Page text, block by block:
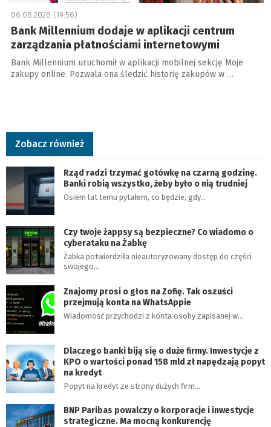
06.08.2026 (19:56)
Bank Millennium dodaje w aplikacji centrum
zarządzania płatnościami internetowymi
Bank Millennium uruchomił w aplikacji mobilnej sekcję Moje
zakupy online. Pozwala ona śledzić historię zakupów w …
Zobacz również
Rząd radzi trzymać gotówkę na czarną godzinę.
Banki robią wszystko, żeby było o nią trudniej
Osiem lat temu pytałem, co będzie, gdy…
Czy twoje żappsy są bezpieczne? Co wiadomo o
cyberataku na Żabkę
Żabka potwierdziła nieautoryzowany dostęp do części
swojego…
Znajomy prosi o głos na Zofię. Tak oszuści
przejmują konta na WhatsAppie
Wiadomość przychodzi z konta osoby zapisanej w…
Dlaczego banki biją się o duże firmy. Inwestycje z
KPO o wartości ponad 158 mld zł napędzają popyt
na kredyt
Popyt na kredyt ze strony dużych firm…
BNP Paribas powalczy o korporacje i inwestycje
strategiczne. Ma mocną konkurencję